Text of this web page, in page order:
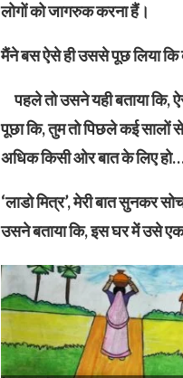
लोगों को जागरुक करना हैं।
मैंने बस ऐसे ही उससे पूछ लिया कि
पहले तो उसने यही बताया कि,
पूछा कि, तुम तो पिछले कई सालों से
अधिक किसी ओर बात के लिए
‘लाडो मित्र’, मेरी बात सुनकर
उसने बताया कि, इस घर में उसे